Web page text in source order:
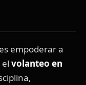
empoderar a
volanteo en